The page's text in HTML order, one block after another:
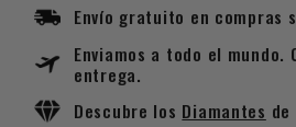
cuna
plata
de
ley
cuna
plata
ley
Envío gratuito en compras
Enviamos a todo el mundo.
entrega.
Descubre los Diamantes